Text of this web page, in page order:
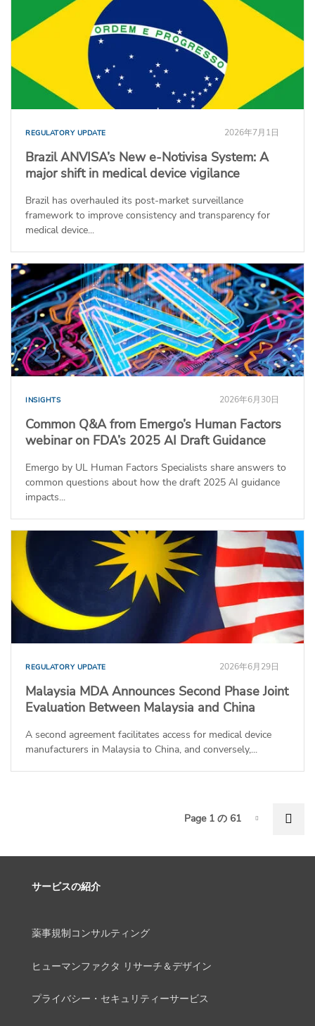
REGULATORY UPDATE 2026年7月1日
Brazil ANVISA’s New e-Notivisa System: A
major shift in medical device vigilance
Brazil has overhauled its post-market surveillance
framework to improve consistency and transparency for
medical device...
INSIGHTS 2026年6月30日
Common Q&A from Emergo’s Human Factors
webinar on FDA’s 2025 AI Draft Guidance
Emergo by UL Human Factors Specialists share answers to
common questions about how the draft 2025 AI guidance
impacts...
REGULATORY UPDATE 2026年6月29日
Malaysia MDA Announces Second Phase Joint
Evaluation Between Malaysia and China
A second agreement facilitates access for medical device
manufacturers in Malaysia to China, and conversely,...
Page-1
Page 1 の 61
サービスの紹介
薬事規制コンサルティング
ヒューマンファクタ リサーチ＆デザイン
プライバシー・セキュリティーサービス